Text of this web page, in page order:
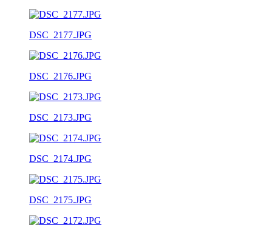
DSC_2177.JPG
DSC_2176.JPG
DSC_2173.JPG
DSC_2174.JPG
DSC_2175.JPG